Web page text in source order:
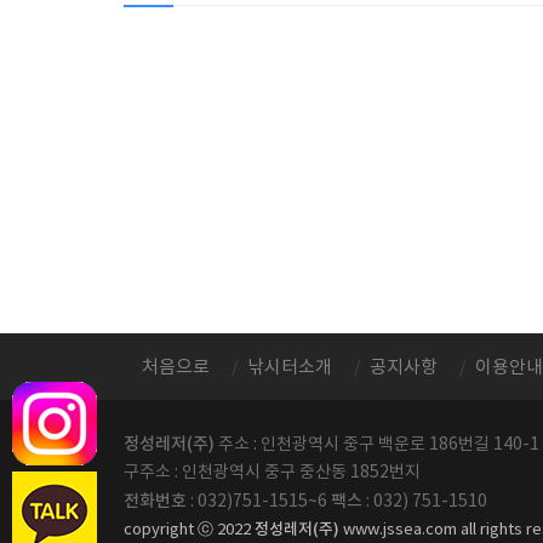
처음으로 낚시터소개 공지사항 이용안내
정성레저(주) 주소 : 인천광역시 중구 백운로 186번길 140-1
구주소 : 인천광역시 중구 중산동 1852번지
전화번호 : 032)751-1515~6 팩스 : 032) 751-1510
copyright ⓒ 2022 정성레저(주) www.jssea.com all rights